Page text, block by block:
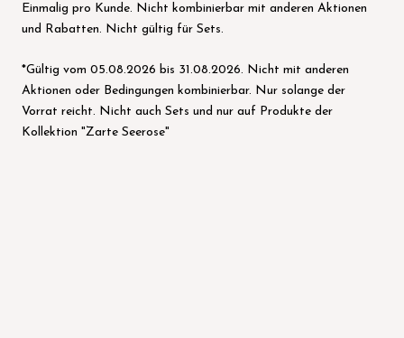
Einmalig pro Kunde. Nicht kombinierbar mit anderen Aktionen
und Rabatten. Nicht gültig für Sets.
*Gültig vom 05.08.2026 bis 31.08.2026. Nicht mit anderen
Aktionen oder Bedingungen kombinierbar. Nur solange der
Vorrat reicht. Nicht auch Sets und nur auf Produkte der
Kollektion "Zarte Seerose"